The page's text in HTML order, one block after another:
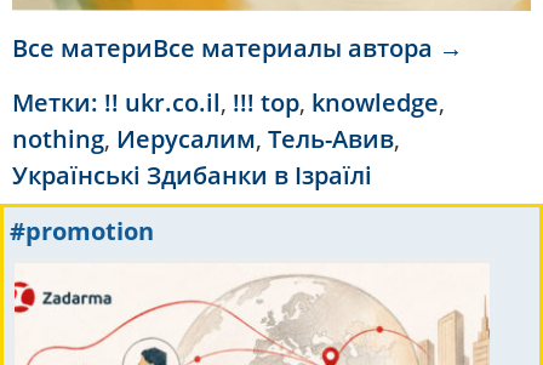
Все материВсе материалы автора →
Метки: !! ukr.co.il, !!! top, knowledge,
nothing, Иерусалим, Тель-Авив,
Українські Здибанки в Ізраїлі
#promotion